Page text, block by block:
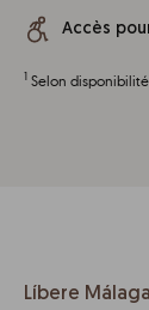
Accès
1 Selon disponibilité
Líbere